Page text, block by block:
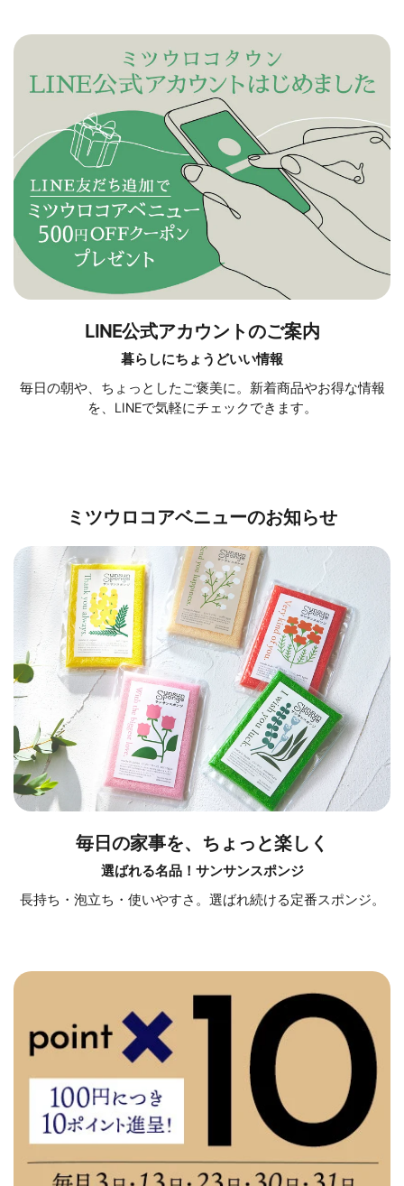
LINE公式アカウントのご案内
暮らしにちょうどいい情報
毎日の朝や、ちょっとしたご褒美に。新着商品やお得な情報
を、LINEで気軽にチェックできます。
ミツウロコアベニューのお知らせ
毎日の家事を、ちょっと楽しく
選ばれる名品！サンサンスポンジ
長持ち・泡立ち・使いやすさ。選ばれ続ける定番スポンジ。